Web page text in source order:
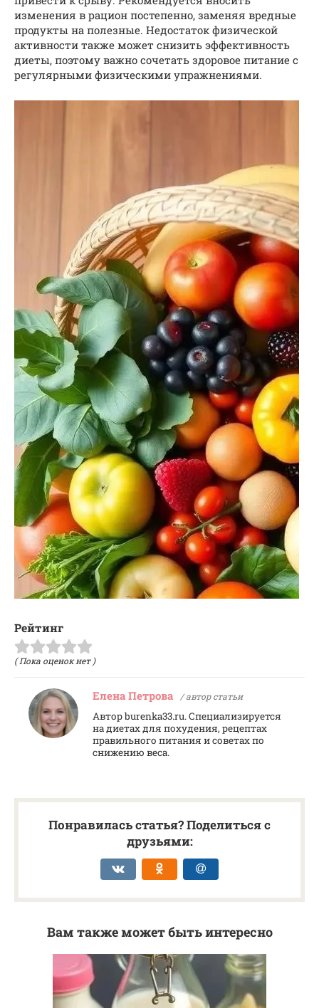
изменения в рацион постепенно, заменяя вредные
продукты на полезные. Недостаток физической
активности также может снизить эффективность
диеты, поэтому важно сочетать здоровое питание с
регулярными физическими упражнениями.
Рейтинг
( Пока оценок нет )
Елена Петрова / автор статьи
Автор burenka33.ru. Специализируется
на диетах для похудения, рецептах
правильного питания и советах по
снижению веса.
Понравилась статья? Поделиться с
друзьями:
Вам также может быть интересно